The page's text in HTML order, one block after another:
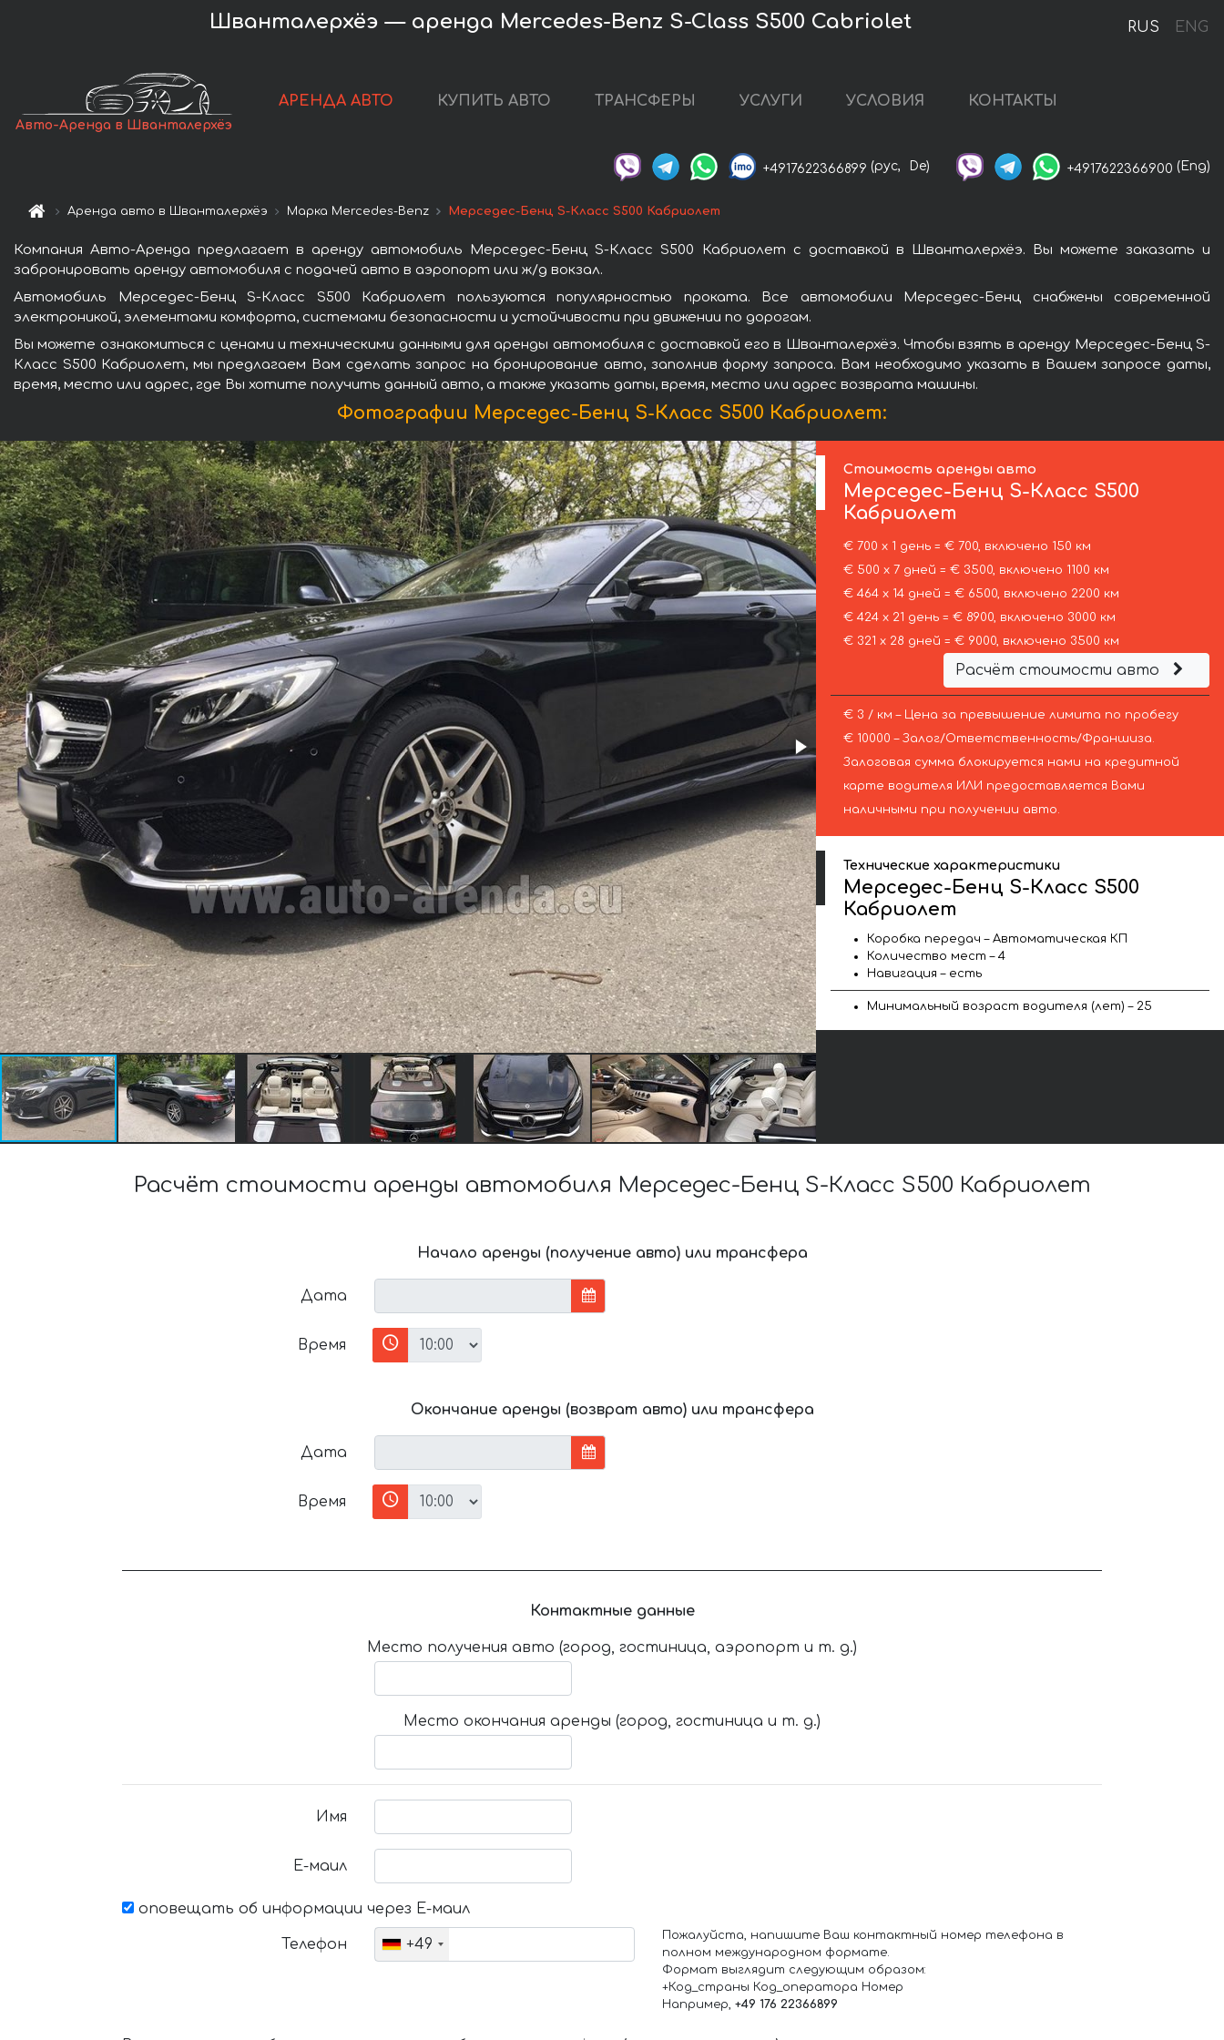
RUS ENG
Шванталерхёэ — аренда Mercedes-Benz S-Class S500 Cabriolet
Авто-Аренда в Шванталерхёэ
АРЕНДА АВТО КУПИТЬ АВТО ТРАНСФЕРЫ УСЛУГИ УСЛОВИЯ КОНТАКТЫ
+4917622366899 (рус, De) +4917622366900 (Eng)
Аренда авто в Шванталерхёэ Марка Mercedes-Benz Мерседес-Бенц S-Класс S500 Кабриолет
Компания Авто-Аренда предлагает в аренду автомобиль Мерседес-Бенц S-Класс S500 Кабриолет с доставкой в Шванталерхёэ. Вы можете заказать и
забронировать аренду автомобиля с подачей авто в аэропорт или ж/д вокзал.
Автомобиль Мерседес-Бенц S-Класс S500 Кабриолет пользуются популярностью проката. Все автомобили Мерседес-Бенц снабжены современной
электроникой, элементами комфорта, системами безопасности и устойчивости при движении по дорогам.
Вы можете ознакомиться с ценами и техническими данными для аренды автомобиля с доставкой его в Шванталерхёэ. Чтобы взять в аренду Мерседес-Бенц S-
Класс S500 Кабриолет, мы предлагаем Вам сделать запрос на бронирование авто, заполнив форму запроса. Вам необходимо указать в Вашем запросе даты,
время, место или адрес, где Вы хотите получить данный авто, а также указать даты, время, место или адрес возврата машины.
Фотографии Мерседес-Бенц S-Класс S500 Кабриолет:
Стоимость аренды авто
Мерседес-Бенц S-Класс S500
Кабриолет
€ 700 х 1 день = € 700, включено 150 км
€ 500 х 7 дней = € 3500, включено 1100 км
€ 464 х 14 дней = € 6500, включено 2200 км
€ 424 х 21 день = € 8900, включено 3000 км
€ 321 х 28 дней = € 9000, включено 3500 км
Расчёт стоимости авто
€ 3 / км – Цена за превышение лимита по пробегу
€ 10000 – Залог/Ответственность/Франшиза.
Залоговая сумма блокируется нами на кредитной
карте водителя ИЛИ предоставляется Вами
наличными при получении авто.
Технические характеристики
Мерседес-Бенц S-Класс S500
Кабриолет
Коробка передач – Автоматическая КП
Количество мест – 4
Навигация – есть
Минимальный возраст водителя (лет) – 25
Расчёт стоимости аренды автомобиля Мерседес-Бенц S-Класс S500 Кабриолет
Начало аренды (получение авто) или трансфера
Дата
Время
Окончание аренды (возврат авто) или трансфера
Дата
Время
Контактные данные
Место получения авто (город, гостиница, аэропорт и т. д.)
Место окончания аренды (город, гостиница и т. д.)
Имя
Е-маил
оповещать об информации через Е-маил
Телефон +49
Пожалуйста, напишите Ваш контактный номер телефона в
полном международном формате.
Формат выглядит следующим образом:
+Код_страны Код_оператора Номер
Например, +49 176 22366899